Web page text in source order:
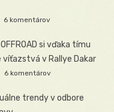
6 komentárov
si vďaka tímu
víťazstvá v Rallye Dakar
6 komentárov
trendy v odbore